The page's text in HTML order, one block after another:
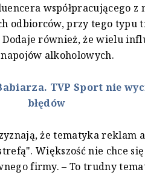
współpracującego z
odbiorców, przy tego typu
również, że wielu
alkoholowych.
TVP Sport nie
błędów
że tematyka reklam
Większość nie chce
firmy. – To trudny